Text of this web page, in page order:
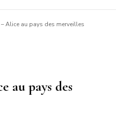
Alice au pays des merveilles
au pays des